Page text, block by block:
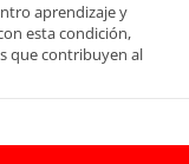
aprendizaje y
esta condición,
que contribuyen al